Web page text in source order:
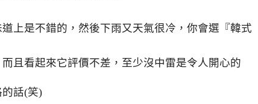
上是不錯的，然後下雨又天氣很冷，你會選『韓式
且看起來它評價不差，至少沒中雷是令人開心的
話(笑)